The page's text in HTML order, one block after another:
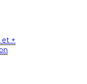
et +